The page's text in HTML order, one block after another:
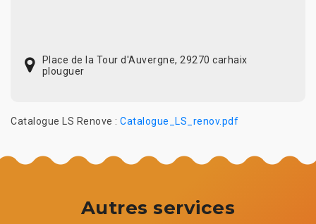
Place de la Tour d'Auvergne, 29270 carhaix
plouguer
Catalogue LS Renove : Catalogue_LS_renov.pdf
Autres services